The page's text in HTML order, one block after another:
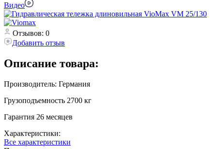
Видео
Отзывов: 0
Добавить отзыв
Описание товара:
Производитель: Германия
Грузоподъемность 2700 кг
Гарантия 26 месяцев
Характеристики:
Все характеристики